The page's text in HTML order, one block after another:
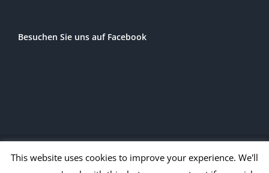
Besuchen Sie uns auf Facebook
© Copyright 2020 2026 | Alle Rechte vorbehalten | Impressum|
This website uses cookies to improve your experience. We'll